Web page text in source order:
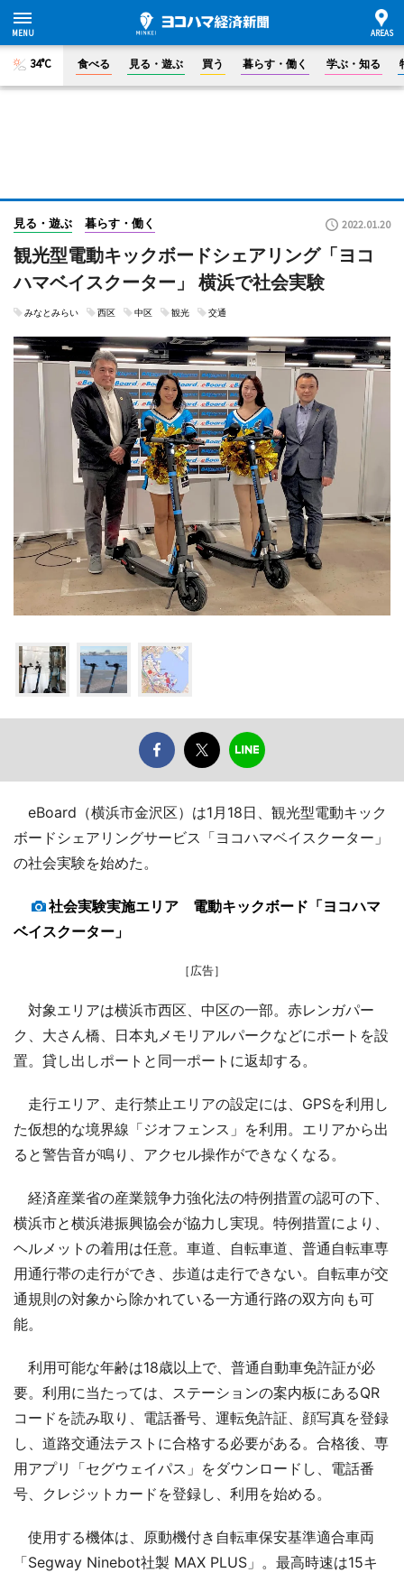
34°C 食べる 見る・遊ぶ 買う 暮らす・働く 学ぶ・知る
見る・遊ぶ 暮らす・働く 2022.01.20
観光型電動キックボードシェアリング「ヨコ
ハマベイスクーター」 横浜で社会実験
みなとみらい 西区 中区 観光 交通
eBoard（横浜市金沢区）は1月18日、観光型電動キック
ボードシェアリングサービス「ヨコハマベイスクーター」
の社会実験を始めた。
社会実験実施エリア 電動キックボード「ヨコハマ
ベイスクーター」
［広告］
対象エリアは横浜市西区、中区の一部。赤レンガパー
ク、大さん橋、日本丸メモリアルパークなどにポートを設
置。貸し出しポートと同一ポートに返却する。
走行エリア、走行禁止エリアの設定には、GPSを利用し
た仮想的な境界線「ジオフェンス」を利用。エリアから出
ると警告音が鳴り、アクセル操作ができなくなる。
経済産業省の産業競争力強化法の特例措置の認可の下、
横浜市と横浜港振興協会が協力し実現。特例措置により、
ヘルメットの着用は任意。車道、自転車道、普通自転車専
用通行帯の走行ができ、歩道は走行できない。自転車が交
通規則の対象から除かれている一方通行路の双方向も可
能。
利用可能な年齢は18歳以上で、普通自動車免許証が必
要。利用に当たっては、ステーションの案内板にあるQR
コードを読み取り、電話番号、運転免許証、顔写真を登録
し、道路交通法テストに合格する必要がある。合格後、専
用アプリ「セグウェイパス」をダウンロードし、電話番
号、クレジットカードを登録し、利用を始める。
使用する機体は、原動機付き自転車保安基準適合車両
「Segway Ninebot社製 MAX PLUS」。最高時速は15キ